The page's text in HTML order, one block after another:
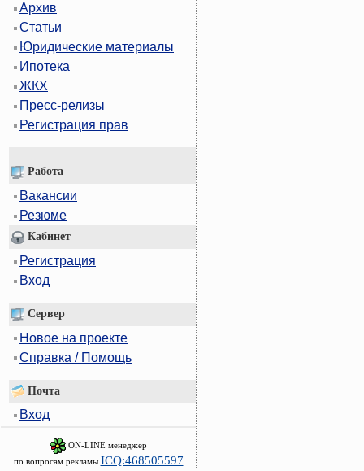
Архив
Статьи
Юридические материалы
Ипотека
ЖКХ
Пресс-релизы
Регистрация прав
Работа
Вакансии
Резюме
Кабинет
Регистрация
Вход
Сервер
Новое на проекте
Справка / Помощь
Почта
Вход
ON-LINE менеджер
по вопросам рекламы ICQ:468505597